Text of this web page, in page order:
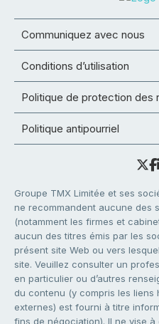
Communiquez avec nous
Conditions d’utilisation
Politique de protection des
Politique antipourriel
Groupe TMX Limitée et ses
ne recommandent aucune des
(notamment les firmes et
aucun des titres émis par les
présent site Web ou vers
site. Veuillez consulter un
en particulier ou d’autres
du contenu (y compris les liens
externes) est fourni à titre
fins de négociation). Il ne vise